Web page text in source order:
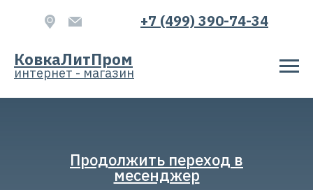
+7 (499) 390-74-34
КовкаЛитПром
интернет - магазин
КАТЕГОРИЯ
Продолжить переход в
месенджер